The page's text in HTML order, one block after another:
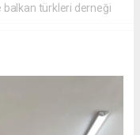
türkleri derneği